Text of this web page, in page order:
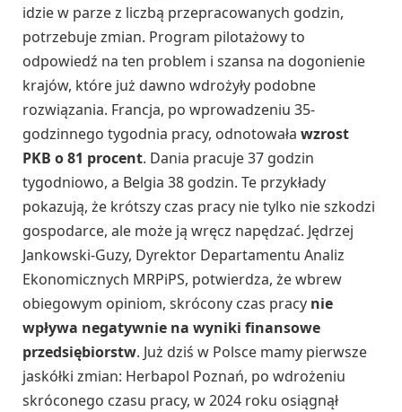
idzie w parze z liczbą przepracowanych godzin,
potrzebuje zmian. Program pilotażowy to
odpowiedź na ten problem i szansa na dogonienie
krajów, które już dawno wdrożyły podobne
rozwiązania. Francja, po wprowadzeniu 35-
godzinnego tygodnia pracy, odnotowała wzrost
PKB o 81 procent. Dania pracuje 37 godzin
tygodniowo, a Belgia 38 godzin. Te przykłady
pokazują, że krótszy czas pracy nie tylko nie szkodzi
gospodarce, ale może ją wręcz napędzać. Jędrzej
Jankowski-Guzy, Dyrektor Departamentu Analiz
Ekonomicznych MRPiPS, potwierdza, że wbrew
obiegowym opiniom, skrócony czas pracy nie
wpływa negatywnie na wyniki finansowe
przedsiębiorstw. Już dziś w Polsce mamy pierwsze
jaskółki zmian: Herbapol Poznań, po wdrożeniu
skróconego czasu pracy, w 2024 roku osiągnął